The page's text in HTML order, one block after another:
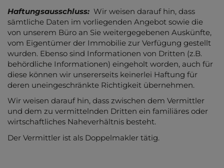
Haftungsausschluss: Wir weisen darauf hin, dass
sämtliche Daten im vorliegenden Angebot sowie die
von unserem Büro an Sie weitergegebenen Auskünfte,
vom Eigentümer der Immobilie zur Verfügung gestellt
wurden. Ebenso sind Informationen von Dritten (z.B.
behördliche Informationen) eingeholt worden, auch für
diese können wir unsererseits keinerlei Haftung für
deren uneingeschränkte Richtigkeit übernehmen.
Wir weisen darauf hin, dass zwischen dem Vermittler
und dem zu vermittelnden Dritten ein familiäres oder
wirtschaftliches Naheverhältnis besteht.
Der Vermittler ist als Doppelmakler tätig.